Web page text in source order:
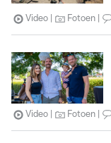
Video Fotoen
Video Fotoen